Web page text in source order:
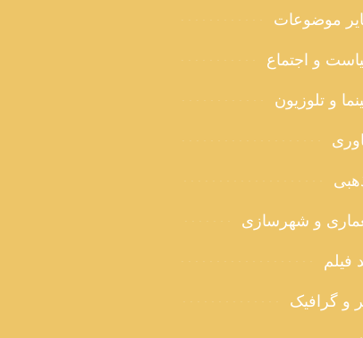
موضوعات
و اجتماع
و تلوزیون
و شهرسازی
فیلم
و گرافیک